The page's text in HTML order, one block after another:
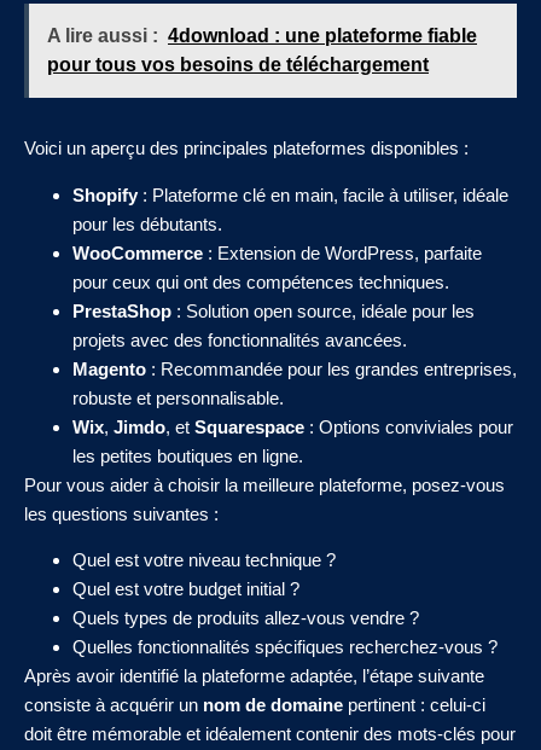
A lire aussi : 4download : une plateforme fiable
pour tous vos besoins de téléchargement
Voici un aperçu des principales plateformes disponibles :
Shopify : Plateforme clé en main, facile à utiliser, idéale
pour les débutants.
WooCommerce : Extension de WordPress, parfaite
pour ceux qui ont des compétences techniques.
PrestaShop : Solution open source, idéale pour les
projets avec des fonctionnalités avancées.
Magento : Recommandée pour les grandes entreprises,
robuste et personnalisable.
Wix, Jimdo, et Squarespace : Options conviviales pour
les petites boutiques en ligne.
Pour vous aider à choisir la meilleure plateforme, posez-vous
les questions suivantes :
Quel est votre niveau technique ?
Quel est votre budget initial ?
Quels types de produits allez-vous vendre ?
Quelles fonctionnalités spécifiques recherchez-vous ?
Après avoir identifié la plateforme adaptée, l’étape suivante
consiste à acquérir un nom de domaine pertinent : celui-ci
doit être mémorable et idéalement contenir des mots-clés pour